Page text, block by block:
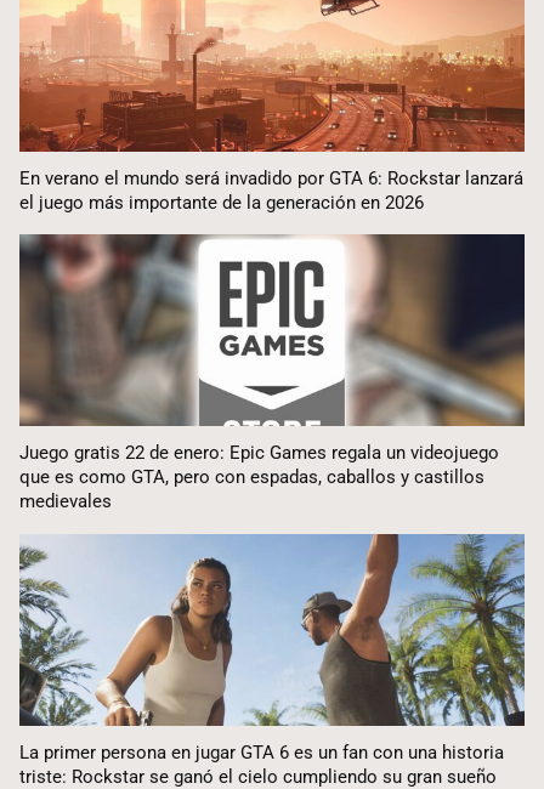
En verano el mundo será invadido por GTA 6: Rockstar lanzará
el juego más importante de la generación en 2026
Juego gratis 22 de enero: Epic Games regala un videojuego
que es como GTA, pero con espadas, caballos y castillos
medievales
La primer persona en jugar GTA 6 es un fan con una historia
triste: Rockstar se ganó el cielo cumpliendo su gran sueño